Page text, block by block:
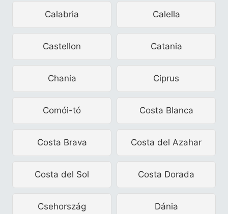
Calabria Calella
Castellon Catania
Chania Ciprus
Comói-tó Costa Blanca
Costa Brava Costa del Azahar
Costa del Sol Costa Dorada
Csehország Dánia